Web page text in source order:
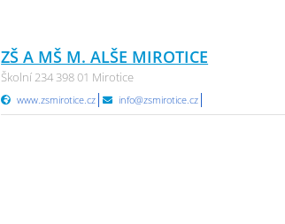
ZŠ A MŠ M. ALŠE MIROTICE
Školní 234 398 01 Mirotice
www.zsmirotice.cz info@zsmirotice.cz